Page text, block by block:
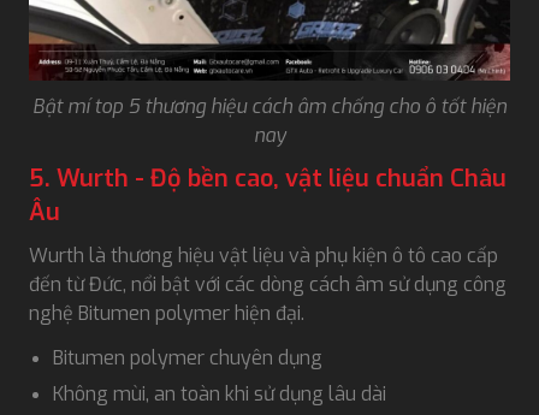
Bật mí top 5 thương hiệu cách âm chống cho ô tốt hiện
nay
5. Wurth - Độ bền cao, vật liệu chuẩn Châu
Âu
Wurth là thương hiệu vật liệu và phụ kiện ô tô cao cấp
đến từ Đức, nổi bật với các dòng cách âm sử dụng công
nghệ Bitumen polymer hiện đại.
Bitumen polymer chuyên dụng
Không mùi, an toàn khi sử dụng lâu dài